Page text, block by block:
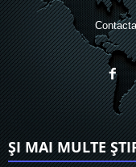
ȘI MAI MULTE